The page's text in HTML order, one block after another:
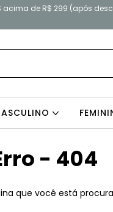
acima de R$ 299 (após
- 404
que você está